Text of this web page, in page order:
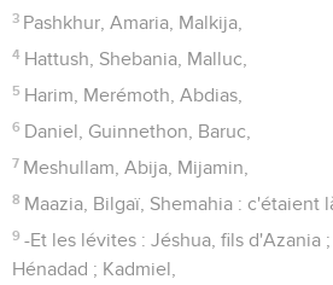
3 Pashkhur, Amaria, Malkija,
4 Hattush, Shebania, Malluc,
5 Harim, Merémoth, Abdias,
6 Daniel, Guinnethon, Baruc,
7 Meshullam, Abija, Mijamin,
8 Maazia, Bilgaï, Shemahia : c'étaient
9 -Et les lévites : Jéshua, fils d'Azania
Hénadad ; Kadmiel,